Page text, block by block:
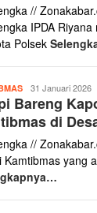
//
IPDA
Polsek
Yanto
Haris
31 Januari 2026
Bareng
di
//
Kamtibmas yang